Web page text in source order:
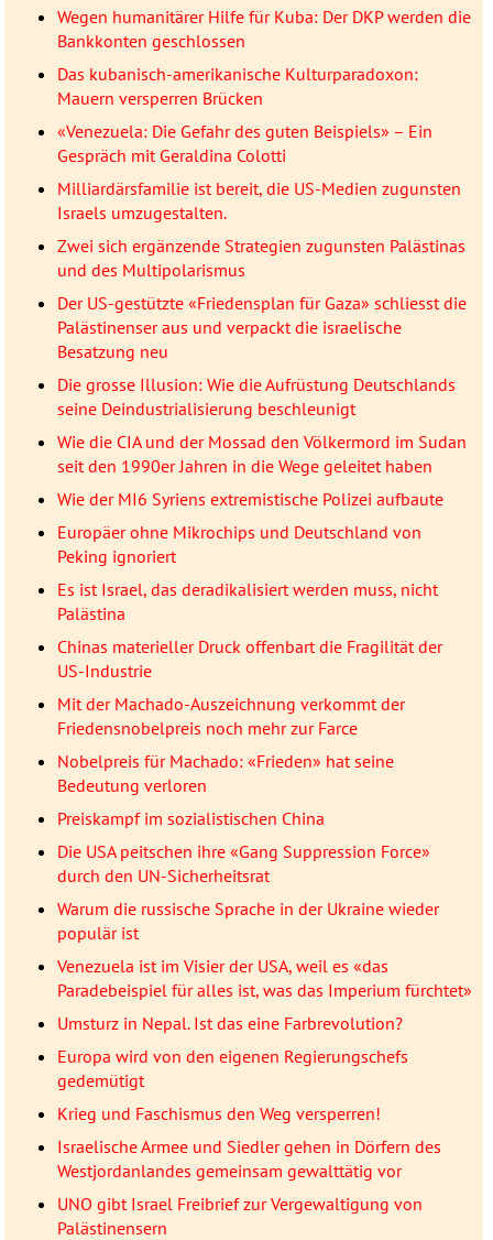
Wegen humanitärer Hilfe für Kuba: Der DKP werden die
Bankkonten geschlossen
Das kubanisch-amerikanische Kulturparadoxon:
Mauern versperren Brücken
«Venezuela: Die Gefahr des guten Beispiels» – Ein
Gespräch mit Geraldina Colotti
Milliardärsfamilie ist bereit, die US-Medien zugunsten
Israels umzugestalten.
Zwei sich ergänzende Strategien zugunsten Palästinas
und des Multipolarismus
Der US-gestützte «Friedensplan für Gaza» schliesst die
Palästinenser aus und verpackt die israelische
Besatzung neu
Die grosse Illusion: Wie die Aufrüstung Deutschlands
seine Deindustrialisierung beschleunigt
Wie die CIA und der Mossad den Völkermord im Sudan
seit den 1990er Jahren in die Wege geleitet haben
Wie der MI6 Syriens extremistische Polizei aufbaute
Europäer ohne Mikrochips und Deutschland von
Peking ignoriert
Es ist Israel, das deradikalisiert werden muss, nicht
Palästina
Chinas materieller Druck offenbart die Fragilität der
US-Industrie
Mit der Machado-Auszeichnung verkommt der
Friedensnobelpreis noch mehr zur Farce
Nobelpreis für Machado: «Frieden» hat seine
Bedeutung verloren
Preiskampf im sozialistischen China
Die USA peitschen ihre «Gang Suppression Force»
durch den UN-Sicherheitsrat
Warum die russische Sprache in der Ukraine wieder
populär ist
Venezuela ist im Visier der USA, weil es «das
Paradebeispiel für alles ist, was das Imperium fürchtet»
Umsturz in Nepal. Ist das eine Farbrevolution?
Europa wird von den eigenen Regierungschefs
gedemütigt
Krieg und Faschismus den Weg versperren!
Israelische Armee und Siedler gehen in Dörfern des
Westjordanlandes gemeinsam gewalttätig vor
UNO gibt Israel Freibrief zur Vergewaltigung von
Palästinensern